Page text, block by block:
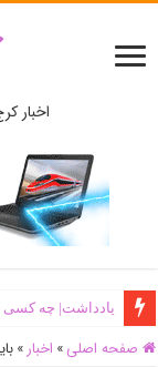
اخبار
یادداشت| ‌چه کسی
صفحه اصلی » اخبار »